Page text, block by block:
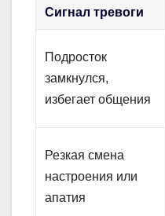
Сигнал тревоги
Подросток
замкнулся,
избегает общения
Резкая смена
настроения или
апатия